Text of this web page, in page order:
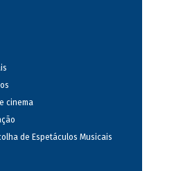
cinema
de Espetáculos Musicais